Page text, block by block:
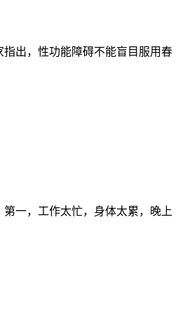
出，性功能障碍不能盲目服用春
一，工作太忙，身体太累，晚上